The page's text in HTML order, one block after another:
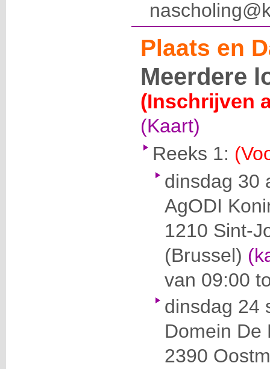
Plaats en
Meerdere
(Inschrijven
(Kaart)
Reeks 1:
dinsdag 30
AgODI
1210 Sint-
(Brussel)
van 09:00
dinsdag 24
Domein De
2390